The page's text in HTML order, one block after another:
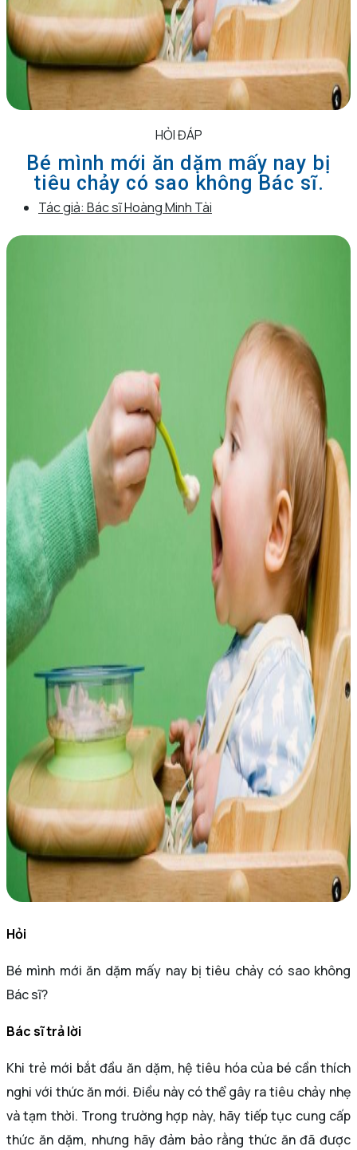
HỎI ĐÁP
Bé mình mới ăn dặm mấy nay bị
tiêu chảy có sao không Bác sĩ.
Tác giả: Bác sĩ Hoàng Minh Tài
Hỏi
Bé mình mới ăn dặm mấy nay bị tiêu chảy có sao không
Bác sĩ?
Bác sĩ trả lời
Khi trẻ mới bắt đầu ăn dặm, hệ tiêu hóa của bé cần thích
nghi với thức ăn mới. Điều này có thể gây ra tiêu chảy nhẹ
và tạm thời. Trong trường hợp này, hãy tiếp tục cung cấp
thức ăn dặm, nhưng hãy đảm bảo rằng thức ăn đã được